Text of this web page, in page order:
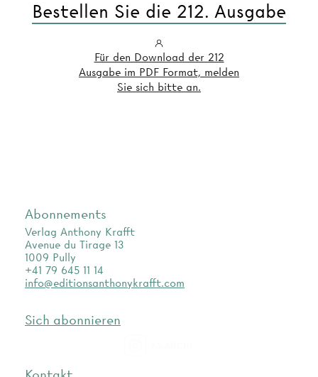
Bestellen Sie die 212. Ausgabe
Für den Download der 212
Ausgabe im PDF Format, melden
Sie sich bitte an.
Abonnements
Verlag Anthony Krafft
Avenue du Tirage 13
1009 Pully
+41 79 645 11 14
info@editionsanthonykrafft.com
Sich abonnieren